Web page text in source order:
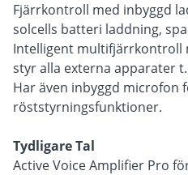
Fjärrkontroll med inbyggd
solcells batteri laddning,
Intelligent multifjärrkontroll
styr alla externa apparater
Har även inbyggd microfon
röststyrningsfunktioner.
Tydligare Tal
Active Voice Amplifier Pro